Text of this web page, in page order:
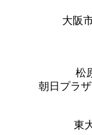
大阪
松
朝日プラ
東